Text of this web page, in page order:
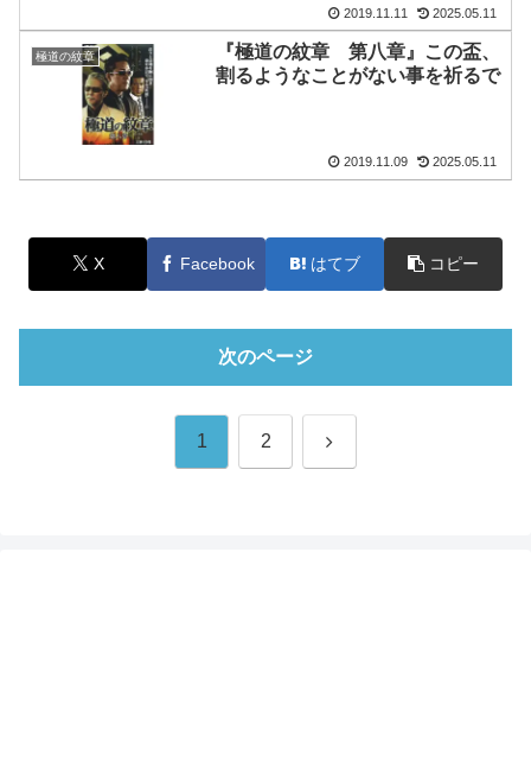
2019.11.11 2025.05.11
極道の紋章
『極道の紋章 第八章』この盃、
割るようなことがない事を祈るで
2019.11.09 2025.05.11
X Facebook はてブ コピー
次のページ
1 2 次